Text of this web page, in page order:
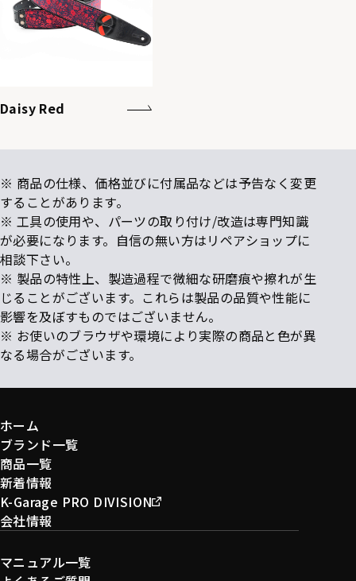
Daisy Red
※ 商品の仕様、価格並びに付属品などは予告なく変更
することがあります。
※ 工具の使用や、パーツの取り付け/改造は専門知識
が必要になります。自信の無い方はリペアショップに
相談下さい。
※ 製品の特性上、製造過程で微細な研磨痕や擦れが生
じることがございます。これらは製品の品質や性能に
影響を及ぼすものではございません。
※ お使いのブラウザや環境により実際の商品と色が異
なる場合がございます。
ホーム
ブランド一覧
商品一覧
新着情報
K-Garage PRO DIVISION
会社情報
マニュアル一覧